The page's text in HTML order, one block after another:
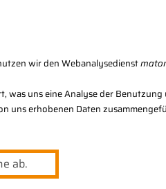
wir den Webanalysedienst
was uns eine Analyse der
uns erhobenen Daten
ab.
Angebote Regional